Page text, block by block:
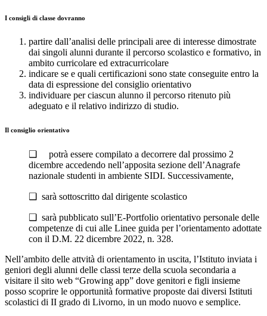
I consigli di classe dovranno
partire dall’analisi delle principali aree di interesse dimostrate
dai singoli alunni durante il percorso scolastico e formativo, in
ambito curricolare ed extracurricolare
indicare se e quali certificazioni sono state conseguite entro la
data di espressione del consiglio orientativo
individuare per ciascun alunno il percorso ritenuto più
adeguato e il relativo indirizzo di studio.
Il consiglio orientativo
❑ potrà essere compilato a decorrere dal prossimo 2
dicembre accedendo nell’apposita sezione dell’Anagrafe
nazionale studenti in ambiente SIDI. Successivamente,
❑ sarà sottoscritto dal dirigente scolastico
❑ sarà pubblicato sull’E-Portfolio orientativo personale delle
competenze di cui alle Linee guida per l’orientamento adottate
con il D.M. 22 dicembre 2022, n. 328.
Nell’ambito delle attvità di orientamento in uscita, l’Istituto inviata i
geniori degli alunni delle classi terze della scuola secondaria a
visitare il sito web “Growing app” dove genitori e figli insieme
posso scoprire le opportunità formative proposte dai diversi Istituti
scolastici di II grado di Livorno, in un modo nuovo e semplice.